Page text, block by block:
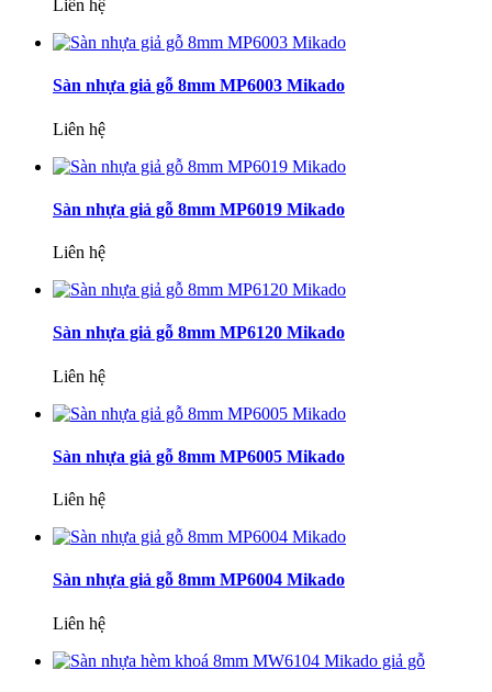
Liên hệ
Sàn nhựa giả gỗ 8mm MP6003 Mikado
Liên hệ
Sàn nhựa giả gỗ 8mm MP6019 Mikado
Liên hệ
Sàn nhựa giả gỗ 8mm MP6120 Mikado
Liên hệ
Sàn nhựa giả gỗ 8mm MP6005 Mikado
Liên hệ
Sàn nhựa giả gỗ 8mm MP6004 Mikado
Liên hệ